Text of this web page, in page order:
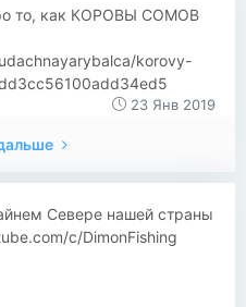
то, как КОРОВЫ СОМОВ
korovy-
23 Янв 2019
Севере нашей страны
c/DimonFishing